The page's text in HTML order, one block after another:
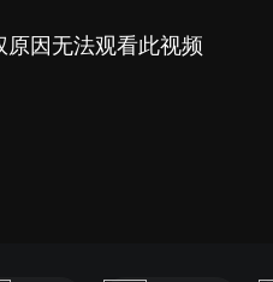
原因无法观看此视频